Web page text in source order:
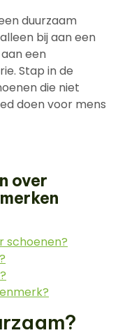
duurzaam
bij aan een
een
Stap in de
die niet
doen voor mens
over
schoenen?